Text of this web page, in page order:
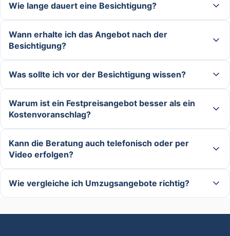
Wie lange dauert eine Besichtigung?
Wann erhalte ich das Angebot nach der
Besichtigung?
Was sollte ich vor der Besichtigung wissen?
Warum ist ein Festpreisangebot besser als ein
Kostenvoranschlag?
Kann die Beratung auch telefonisch oder per
Video erfolgen?
Wie vergleiche ich Umzugsangebote richtig?